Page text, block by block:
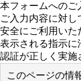
本フォームへのご
ご入力内容に対
安全にご利用いた
表示される指示に
認証が正しく実施
このページの情